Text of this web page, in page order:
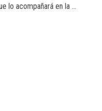
lo acompañará en la ...